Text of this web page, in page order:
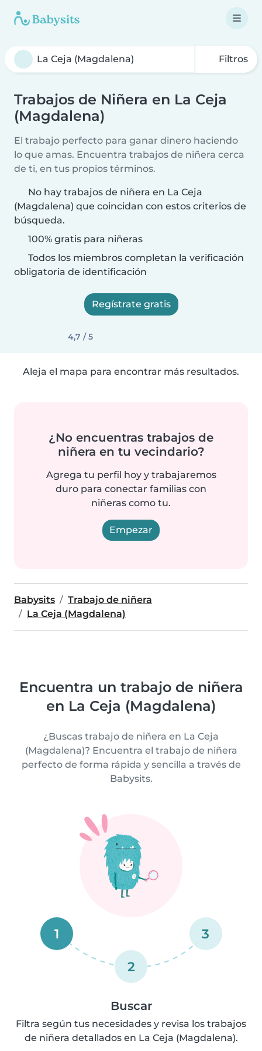
Filtros
Trabajos de Niñera en La Ceja
(Magdalena)
El trabajo perfecto para ganar dinero haciendo
lo que amas. Encuentra trabajos de niñera cerca
de ti, en tus propios términos.
No hay trabajos de niñera en La Ceja
(Magdalena) que coincidan con estos criterios de
búsqueda.
100% gratis para niñeras
Todos los miembros completan la verificación
obligatoria de identificación
Regístrate gratis
4,7 / 5
Aleja el mapa para encontrar más resultados.
¿No encuentras trabajos de
niñera en tu vecindario?
Agrega tu perfil hoy y trabajaremos
duro para conectar familias con
niñeras como tu.
Empezar
Babysits
Trabajo de niñera
La Ceja (Magdalena)
Encuentra un trabajo de niñera
en La Ceja (Magdalena)
¿Buscas trabajo de niñera en La Ceja
(Magdalena)? Encuentra el trabajo de niñera
perfecto de forma rápida y sencilla a través de
Babysits.
1
2
3
Buscar
Filtra según tus necesidades y revisa los trabajos
de niñera detallados en La Ceja (Magdalena).